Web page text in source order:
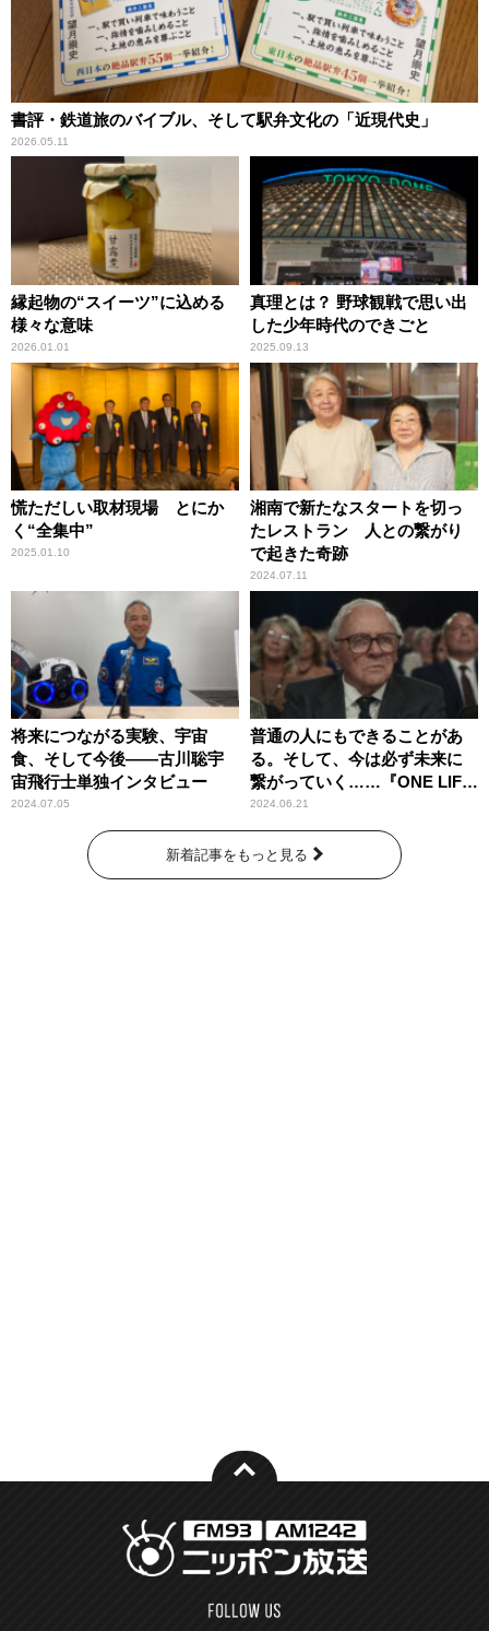
書評・鉄道旅のバイブル、そして駅弁文化の「近現代史」
2026.05.11
縁起物の“スイーツ”に込める
様々な意味
2026.01.01
真理とは？ 野球観戦で思い出
した少年時代のできごと
2025.09.13
慌ただしい取材現場 とにか
く“全集中”
2025.01.10
湘南で新たなスタートを切っ
たレストラン 人との繋がり
で起きた奇跡
2024.07.11
将来につながる実験、宇宙
食、そして今後――古川聡宇
宙飛行士単独インタビュー
2024.07.05
普通の人にもできることがあ
る。そして、今は必ず未来に
繋がっていく……『ONE LIFE
奇跡が繋いだ6000の命』
2024.06.21
新着記事をもっと見る